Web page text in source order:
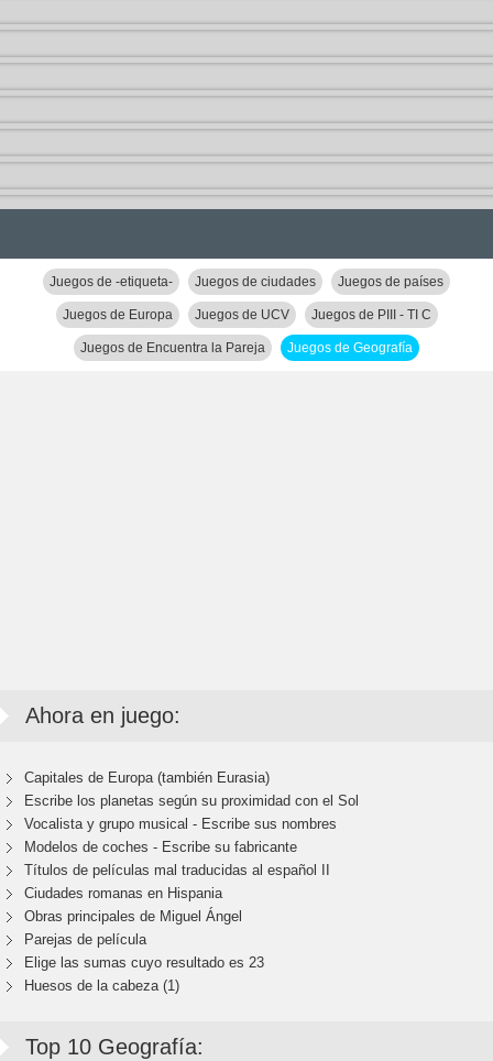
Juegos de -etiqueta- Juegos de ciudades Juegos de países
Juegos de Europa Juegos de UCV Juegos de PIII - TI C
Juegos de Encuentra la Pareja Juegos de Geografía
Ahora en juego:
Capitales de Europa (también Eurasia)
Escribe los planetas según su proximidad con el Sol
Vocalista y grupo musical - Escribe sus nombres
Modelos de coches - Escribe su fabricante
Títulos de películas mal traducidas al español II
Ciudades romanas en Hispania
Obras principales de Miguel Ángel
Parejas de película
Elige las sumas cuyo resultado es 23
Huesos de la cabeza (1)
Top 10 Geografía: